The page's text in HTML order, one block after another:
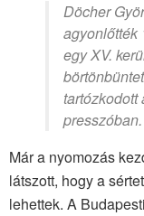
Döcher
agyonlőtték
egy XV.
presszóban.
Már a nyomozás
látszott, hogy a
lehettek. A